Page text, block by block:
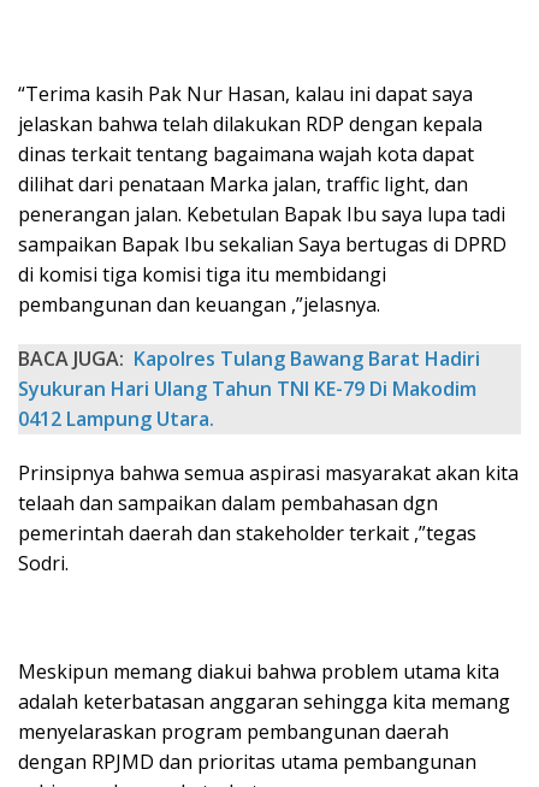
“Terima kasih Pak Nur Hasan, kalau ini dapat saya
jelaskan bahwa telah dilakukan RDP dengan kepala
dinas terkait tentang bagaimana wajah kota dapat
dilihat dari penataan Marka jalan, traffic light, dan
penerangan jalan. Kebetulan Bapak Ibu saya lupa tadi
sampaikan Bapak Ibu sekalian Saya bertugas di DPRD
di komisi tiga komisi tiga itu membidangi
pembangunan dan keuangan ,”jelasnya.
BACA JUGA: Kapolres Tulang Bawang Barat Hadiri
Syukuran Hari Ulang Tahun TNI KE-79 Di Makodim
0412 Lampung Utara.
Prinsipnya bahwa semua aspirasi masyarakat akan kita
telaah dan sampaikan dalam pembahasan dgn
pemerintah daerah dan stakeholder terkait ,”tegas
Sodri.
Meskipun memang diakui bahwa problem utama kita
adalah keterbatasan anggaran sehingga kita memang
menyelaraskan program pembangunan daerah
dengan RPJMD dan prioritas utama pembangunan